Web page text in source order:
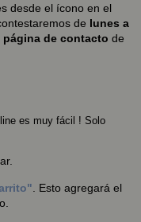
desde el ícono en el
de lunes a
página de contacto de
es muy fácil ! Solo
. Esto agregará el